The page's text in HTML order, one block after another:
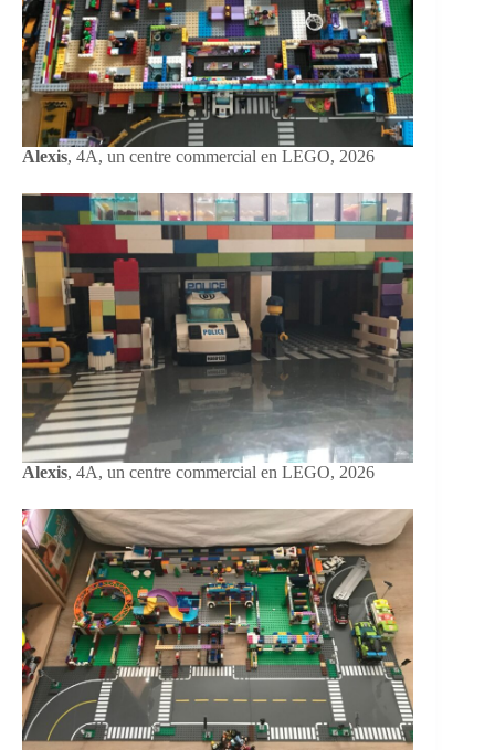
Alexis, 4A, un centre commercial en LEGO, 2026
Alexis, 4A, un centre commercial en LEGO, 2026